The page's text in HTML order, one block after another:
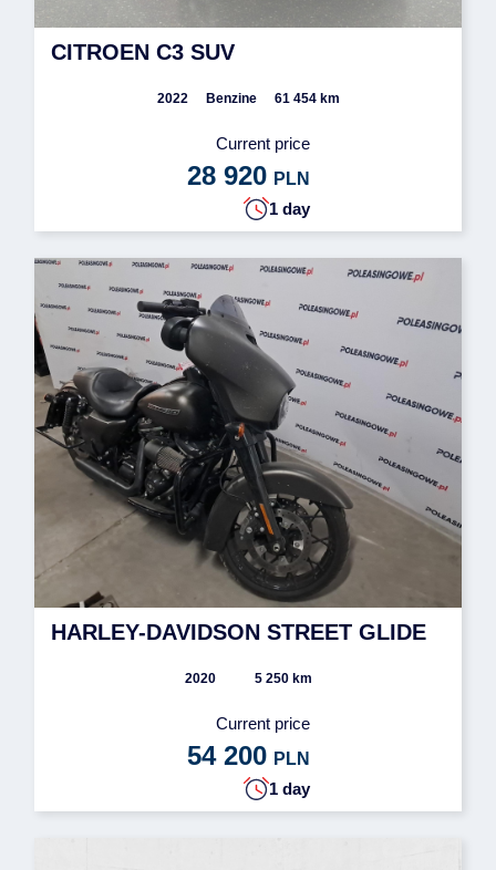
CITROEN C3 SUV
2022 Benzine 61 454 km
Current price
28 920 PLN
1 day
HARLEY-DAVIDSON STREET GLIDE
2020 5 250 km
Current price
54 200 PLN
1 day